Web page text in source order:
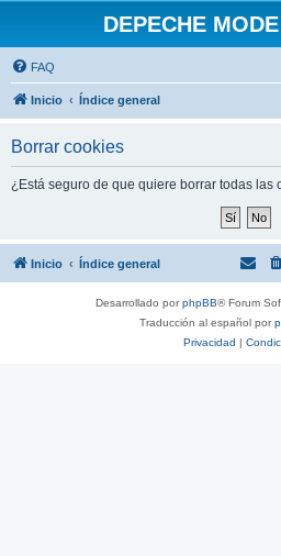
DEPECHE
FAQ
Inicio Índice general
Borrar cookies
¿Está seguro de que quiere borrar todas las
Inicio Índice general
Desarrollado porphpBB® Forum
Traducción al español por
Privacidad |